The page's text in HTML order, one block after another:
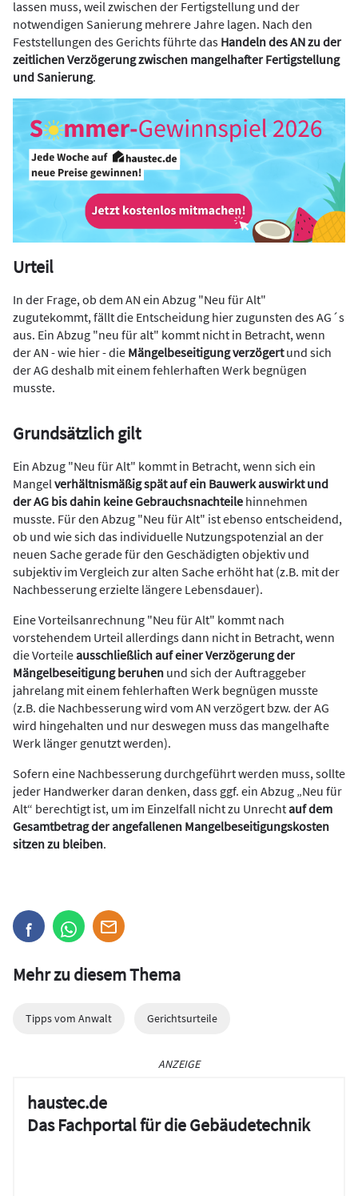
lassen muss, weil zwischen der Fertigstellung und der
notwendigen Sanierung mehrere Jahre lagen. Nach den
Feststellungen des Gerichts führte das Handeln des AN zu der
zeitlichen Verzögerung zwischen mangelhafter Fertigstellung
und Sanierung.
Urteil
In der Frage, ob dem AN ein Abzug "Neu für Alt"
zugutekommt, fällt die Entscheidung hier zugunsten des AG´s
aus. Ein Abzug "neu für alt" kommt nicht in Betracht, wenn
der AN - wie hier - die Mängelbeseitigung verzögertund sich
der AG deshalb mit einem fehlerhaften Werk begnügen
musste.
Grundsätzlich gilt
Ein Abzug "Neu für Alt" kommt in Betracht, wenn sich ein
Mangel verhältnismäßig spät auf ein Bauwerk auswirkt und
der AG bis dahin keine Gebrauchsnachteile hinnehmen
musste. Für den Abzug "Neu für Alt" ist ebenso entscheidend,
ob und wie sich das individuelle Nutzungspotenzial an der
neuen Sache gerade für den Geschädigten objektiv und
subjektiv im Vergleich zur alten Sache erhöht hat (z.B. mit der
Nachbesserung erzielte längere Lebensdauer).
Eine Vorteilsanrechnung "Neu für Alt" kommt nach
vorstehendem Urteil allerdings dann nicht in Betracht, wenn
die Vorteileausschließlich auf einer Verzögerung der
Mängelbeseitigung beruhen und sich der Auftraggeber
jahrelang mit einem fehlerhaften Werk begnügen musste
(z.B. die Nachbesserung wird vom AN verzögert bzw. der AG
wird hingehalten und nur deswegen muss das mangelhafte
Werk länger genutzt werden).
Sofern eine Nachbesserung durchgeführt werden muss, sollte
jeder Handwerker daran denken, dass ggf. ein Abzug „Neu für
Alt“ berechtigt ist, um im Einzelfall nicht zu Unrechtauf dem
Gesamtbetrag der angefallenen Mangelbeseitigungskosten
sitzen zu bleiben.
Mehr zu diesem Thema
Tipps vom Anwalt Gerichtsurteile
ANZEIGE
haustec.de
Das Fachportal für die Gebäudetechnik